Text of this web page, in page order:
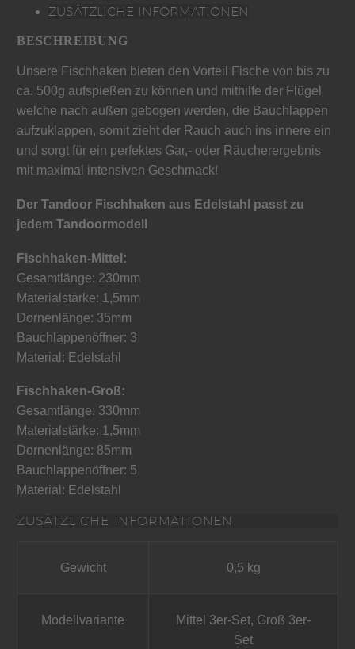
ZUSÄTZLICHE INFORMATIONEN
BESCHREIBUNG
Unsere Fischhaken bieten den Vorteil Fische von bis zu
ca. 500g aufspießen zu können und mithilfe der Flügel
welche nach außen gebogen werden, die Bauchlappen
aufzuklappen, somit zieht der Rauch auch ins innere ein
und sorgt für ein perfektes Gar,- oder Räucherergebnis
mit maximal intensiven Geschmack!
Der Tandoor Fischhaken aus Edelstahl passt zu
jedem Tandoormodell
Fischhaken-Mittel:
Gesamtlänge: 230mm
Materialstärke: 1,5mm
Dornenlänge: 35mm
Bauchlappenöffner: 3
Material: Edelstahl
Fischhaken-Groß:
Gesamtlänge: 330mm
Materialstärke: 1,5mm
Dornenlänge: 85mm
Bauchlappenöffner: 5
Material: Edelstahl
ZUSÄTZLICHE INFORMATIONEN
Gewicht 0,5 kg
Modellvariante
Mittel 3er-Set, Groß 3er-
Set